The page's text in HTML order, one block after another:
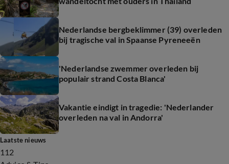
Nederlandse bergbeklimmer (39) overleden
bij tragische val in Spaanse Pyreneeën
'Nederlandse zwemmer overleden bij
populair strand Costa Blanca'
Vakantie eindigt in tragedie: 'Nederlander
overleden na val in Andorra'
Laatste nieuws
112